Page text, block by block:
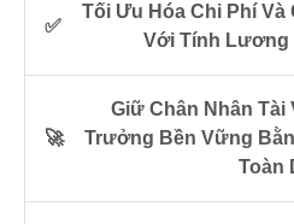
✅
Tối Ưu Hóa Chi Phí Và
Với Tính Lương
🚀
Giữ Chân Nhân Tài
Trưởng Bền Vững
Toàn